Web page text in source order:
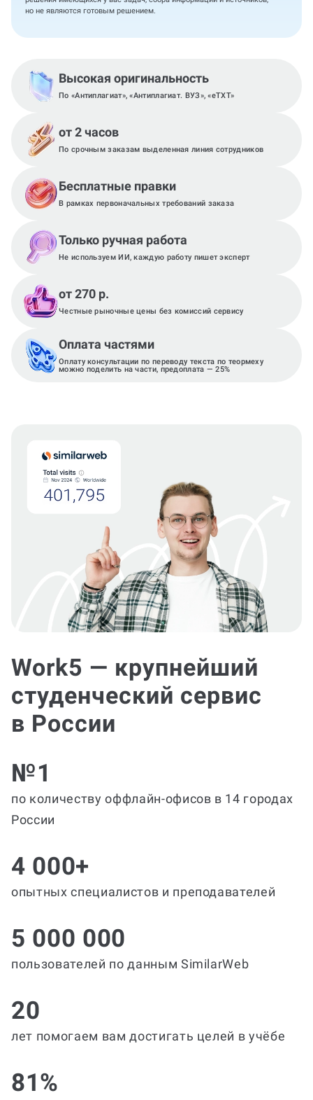
но не являются готовым решением.
Высокая оригинальность
По «Антиплагиат», «Антиплагиат. ВУЗ», «eTXT»
от 2 часов
По срочным заказам выделенная линия сотрудников
Бесплатные правки
В рамках первоначальных требований заказа
Только ручная работа
Не используем ИИ, каждую работу пишет эксперт
от 270 р.
Честные рыночные цены без комиссий сервису
Оплата частями
Оплату консультации по переводу текста по теормеху
можно поделить на части, предоплата — 25%
Work5 — крупнейший
студенческий сервис
в России
№1
по количеству оффлайн-офисов в 14 городах
России
4 000+
опытных специалистов и преподавателей
5 000 000
пользователей по данным SimilarWeb
20
лет помогаем вам достигать целей в учёбе
81%